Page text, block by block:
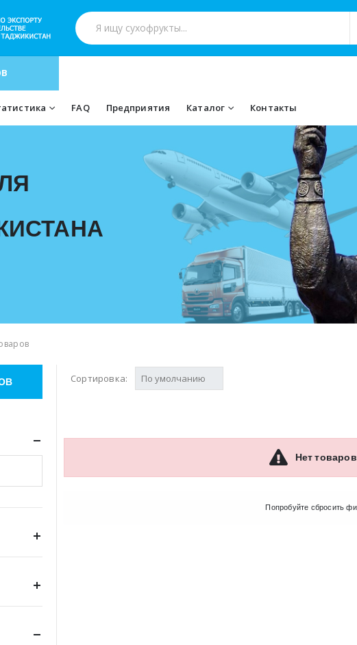
FAQ Предприятия Каталог Контакты
Сортировка:
Нет
Попробуйте сбросить